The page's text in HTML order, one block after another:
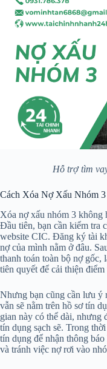
Hỗ trợ tìm
Cách Xóa Nợ Xấu Nhóm 3
Xóa nợ xấu nhóm 3 không
Đầu tiên, bạn cần kiểm tra
website CIC. Đăng ký tài
nợ của mình nằm ở đâu.
thanh toán toàn bộ nợ gốc,
tiên quyết để cải thiện
Nhưng bạn cũng cần lưu ý
vẫn sẽ nằm trên hồ sơ tín
gian này có thể dài, nhưng
tín dụng sạch sẽ. Trong
tín dụng để nhận thông
và tránh việc nợ rơi vào